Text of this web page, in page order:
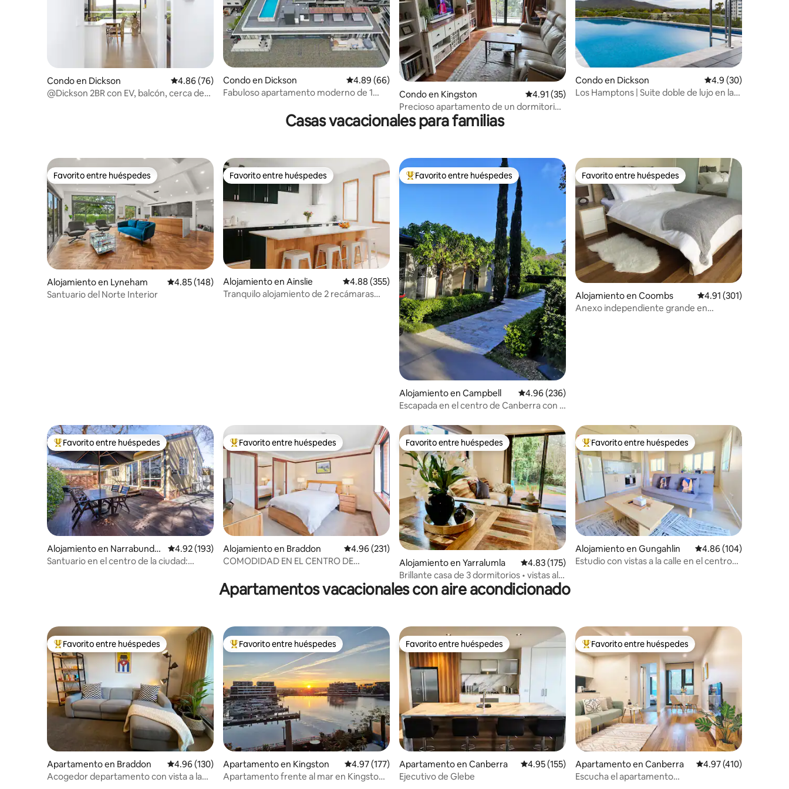
Condo en Dickson Calificación promedio: 4.86 de 5, 76 reseñas
4.86 (76)
@Dickson 2BR con EV, balcón, cerca de
Condo en Dickson Calificación promedio: 4.89 de 5, 66 reseñas
4.89 (66)
Fabuloso apartamento moderno de 1
Condo en Kingston Calificación promedio: 4.91 de 5, 35 reseñas
4.91 (35)
Precioso apartamento de un dormitorio,
ubicación céntrica
Condo en Dickson Calificación
4.9 (30)
Los Hamptons | Suite doble de lujo en la
Casas vacacionales para familias
Favorito entre huéspedes
Favorito entre huéspedes
Alojamiento en Lyneham Calificación promedio: 4.85 de 5, 148 reseñas
4.85 (148)
Santuario del Norte Interior
Favorito entre huéspedes
Favorito entre huéspedes
Alojamiento en Ainslie Calificación promedio: 4.88 de 5, 355 reseñas
4.88 (355)
Tranquilo alojamiento de 2 recámaras
Favorito entre huéspedes preferido
Favorito entre huéspedes
Alojamiento en Campbell Calificación promedio: 4.96 de 5, 236 reseñas
4.96 (236)
Escapada en el centro de Canberra con 2
garaje
Favorito entre huéspedes
Favorito entre huéspedes
Alojamiento en Coombs Calificación promedio:
4.91 (301)
Anexo independiente grande en
Favorito entre huéspedes preferido
Favorito entre huéspedes
Alojamiento en Narrabunda
h
Calificación promedio: 4.92 de 5, 193 reseñas
4.92 (193)
Santuario en el centro de la ciudad:
Favorito entre huéspedes preferido
Favorito entre huéspedes
Alojamiento en Braddon Calificación promedio: 4.96 de 5, 231 reseñas
4.96 (231)
COMODIDAD EN EL CENTRO DE
Favorito entre huéspedes
Favorito entre huéspedes
Alojamiento en Yarralumla Calificación promedio: 4.83 de 5, 175 reseñas
4.83 (175)
Brillante casa de 3 dormitorios • vistas al
jardín • aparcamiento gratuito
Favorito entre huéspedes preferido
Favorito entre huéspedes
Alojamiento en Gungahlin Calificación promedio:
4.86 (104)
Estudio con vistas a la calle en el centro
Apartamentos vacacionales con aire acondicionado
Favorito entre huéspedes preferido
Favorito entre huéspedes
Apartamento en Braddon Calificación promedio: 4.96 de 5, 130 reseñas
4.96 (130)
Acogedor departamento con vista a la
Favorito entre huéspedes preferido
Favorito entre huéspedes
Apartamento en Kingston Calificación promedio: 4.97 de 5, 177 reseñas
4.97 (177)
Apartamento frente al mar en Kingston
Favorito entre huéspedes
Favorito entre huéspedes
Apartamento en Canberra Calificación promedio: 4.95 de 5, 155 reseñas
4.95 (155)
Ejecutivo de Glebe
Favorito entre huéspedes preferido
Favorito entre huéspedes
Apartamento en Canberra Calificación promedio:
4.97 (410)
Escucha el apartamento